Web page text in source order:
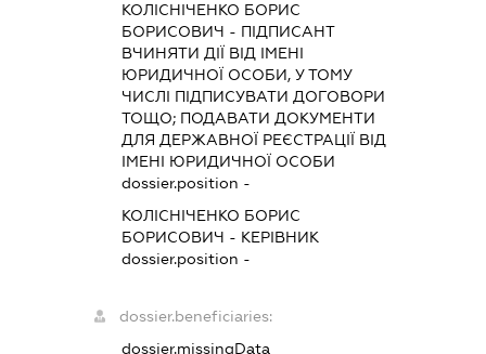
КОЛІСНІЧЕНКО БОРИС
БОРИСОВИЧ - ПІДПИСАНТ
ВЧИНЯТИ ДІЇ ВІД ІМЕНІ
ЮРИДИЧНОЇ ОСОБИ, У ТОМУ
ЧИСЛІ ПІДПИСУВАТИ ДОГОВОРИ
ТОЩО; ПОДАВАТИ ДОКУМЕНТИ
ДЛЯ ДЕРЖАВНОЇ РЕЄСТРАЦІЇ ВІД
ІМЕНІ ЮРИДИЧНОЇ ОСОБИ
dossier.position -
КОЛІСНІЧЕНКО БОРИС
БОРИСОВИЧ - КЕРІВНИК
dossier.position -
dossier.beneficiaries:
dossier.missingData